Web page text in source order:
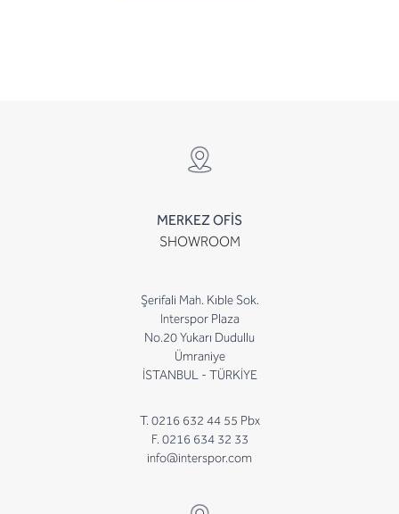
MERKEZ OFİS
SHOWROOM
Şerifali Mah. Kıble Sok.
Interspor Plaza
No.20 Yukarı Dudullu
Ümraniye
İSTANBUL - TÜRKİYE
T. 0216 632 44 55 Pbx
F. 0216 634 32 33
info@interspor.com